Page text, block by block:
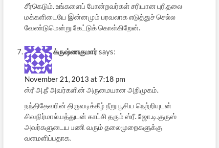
சீர்கெடும். உங்களைப் போன்றவர்கள் சரியான புரிதலை
மக்களிடையே இன்னமும் பரவலாக எடுத்துச் செல்ல
வேண்டுமென்று கேட்டுக் கொள்கிறேன்.
க்ருஷ்ணகுமார்says:
November 21, 2013 at 7:18 pm
ஸ்ரீ அ.நீ அவர்களின் அருமையான அறிமுகம்.
நந்திதேவரின் திருவடிக்கீழ் நீறு பூசிய நெற்றியுடன்
சிவநிர்மால்யத்துடன் காட்சி தரும் ஸ்ரீ. ஜோ.டி.குருஸ்
அவர்களுடைய பணி வரும் தலைமுறைகளுக்கு
வளமளிப்பதாக.